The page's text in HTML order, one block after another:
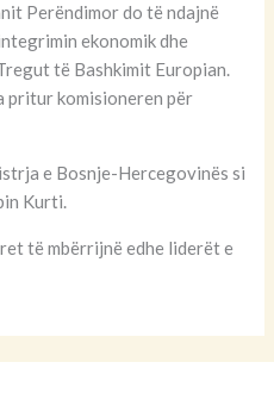
Perëndimor do të ndajnë
ekonomik dhe
të Bashkimit Europian.
pritur komisioneren për
e Bosnje-Hercegovinës si
Kurti.
të mbërrijnë edhe liderët e